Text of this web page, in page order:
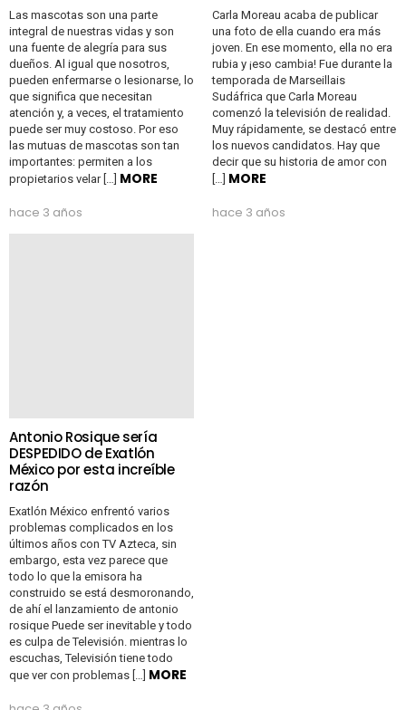
Las mascotas son una parte
integral de nuestras vidas y son
una fuente de alegría para sus
dueños. Al igual que nosotros,
pueden enfermarse o lesionarse, lo
que significa que necesitan
atención y, a veces, el tratamiento
puede ser muy costoso. Por eso
las mutuas de mascotas son tan
importantes: permiten a los
propietarios velar […] MORE
hace 3 años
Carla Moreau acaba de publicar
una foto de ella cuando era más
joven. En ese momento, ella no era
rubia y ¡eso cambia! Fue durante la
temporada de Marseillais
Sudáfrica que Carla Moreau
comenzó la televisión de realidad.
Muy rápidamente, se destacó entre
los nuevos candidatos. Hay que
decir que su historia de amor con
[…] MORE
hace 3 años
Antonio Rosique sería
DESPEDIDO de Exatlón
México por esta increíble
razón
Exatlón México enfrentó varios
problemas complicados en los
últimos años con TV Azteca, sin
embargo, esta vez parece que
todo lo que la emisora ​​ha
construido se está desmoronando,
de ahí el lanzamiento de antonio
rosique Puede ser inevitable y todo
es culpa de Televisión. mientras lo
escuchas, Televisión tiene todo
que ver con problemas […] MORE